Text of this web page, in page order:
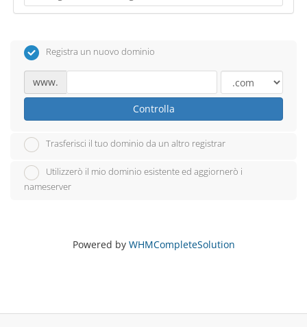
Registra un nuovo dominio
www.
Controlla
Trasferisci il tuo dominio da un altro registrar
Utilizzerò il mio dominio esistente ed aggiornerò i
nameserver
Powered by WHMCompleteSolution